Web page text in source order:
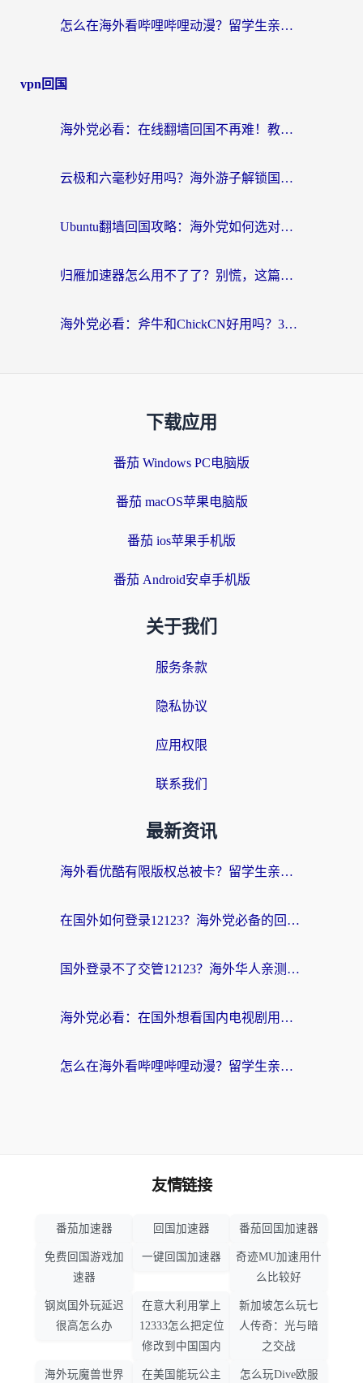
怎么在海外看哔哩哔哩动漫？留学生亲测有效的回国加速方案
vpn回国
海外党必看：在线翻墙回国不再难！教你选对加速器无缝刷国内资源
云极和六毫秒好用吗？海外游子解锁国内资源的真实答案
Ubuntu翻墙回国攻略：海外党如何选对加速器，无缝刷国内剧玩游戏？
归雁加速器怎么用不了了？别慌，这篇指南教你如何丝滑“回家”
海外党必看：斧牛和ChickCN好用吗？3款热门加速器实测+番茄加速器深度体验
下载应用
番茄 Windows PC电脑版
番茄 macOS苹果电脑版
番茄 ios苹果手机版
番茄 Android安卓手机版
关于我们
服务条款
隐私协议
应用权限
联系我们
最新资讯
海外看优酷有限版权总被卡？留学生亲测有效的回国加速器选择指南
在国外如何登录12123？海外党必备的回国加速实用指南
国外登录不了交管12123？海外华人亲测有效的回国加速器选择指南
海外党必看：在国外想看国内电视剧用什么软件？3步解决地域限制
怎么在海外看哔哩哔哩动漫？留学生亲测有效的回国加速方案
友情链接
番茄加速器 回国加速器 番茄回国加速器
免费回国游戏加
速器
一键回国加速器
奇迹MU加速用什
么比较好
钢岚国外玩延迟
很高怎么办
在意大利用掌上
12333怎么把定位
修改到中国国内
新加坡怎么玩七
人传奇：光与暗
之交战
海外玩魔兽世界 在美国能玩公主 怎么玩Dive欧服